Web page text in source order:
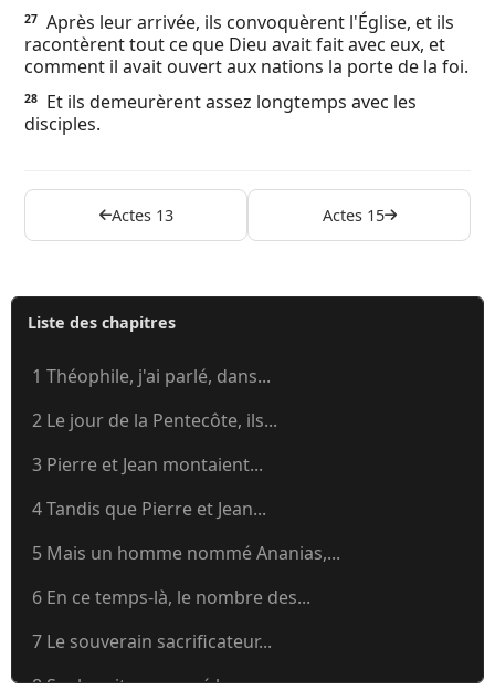
27 Après leur arrivée, ils convoquèrent l'Église, et ils
racontèrent tout ce que Dieu avait fait avec eux, et
comment il avait ouvert aux nations la porte de la foi.
28
Et ils demeurèrent assez longtemps avec les
disciples.
Actes 13 Actes 15
Liste des chapitres
1 Théophile, j'ai parlé, dans...
2 Le jour de la Pentecôte, ils...
3 Pierre et Jean montaient...
4 Tandis que Pierre et Jean...
5 Mais un homme nommé Ananias,...
6 En ce temps-là, le nombre des...
7 Le souverain sacrificateur...
8 Saul avait approuvé le...